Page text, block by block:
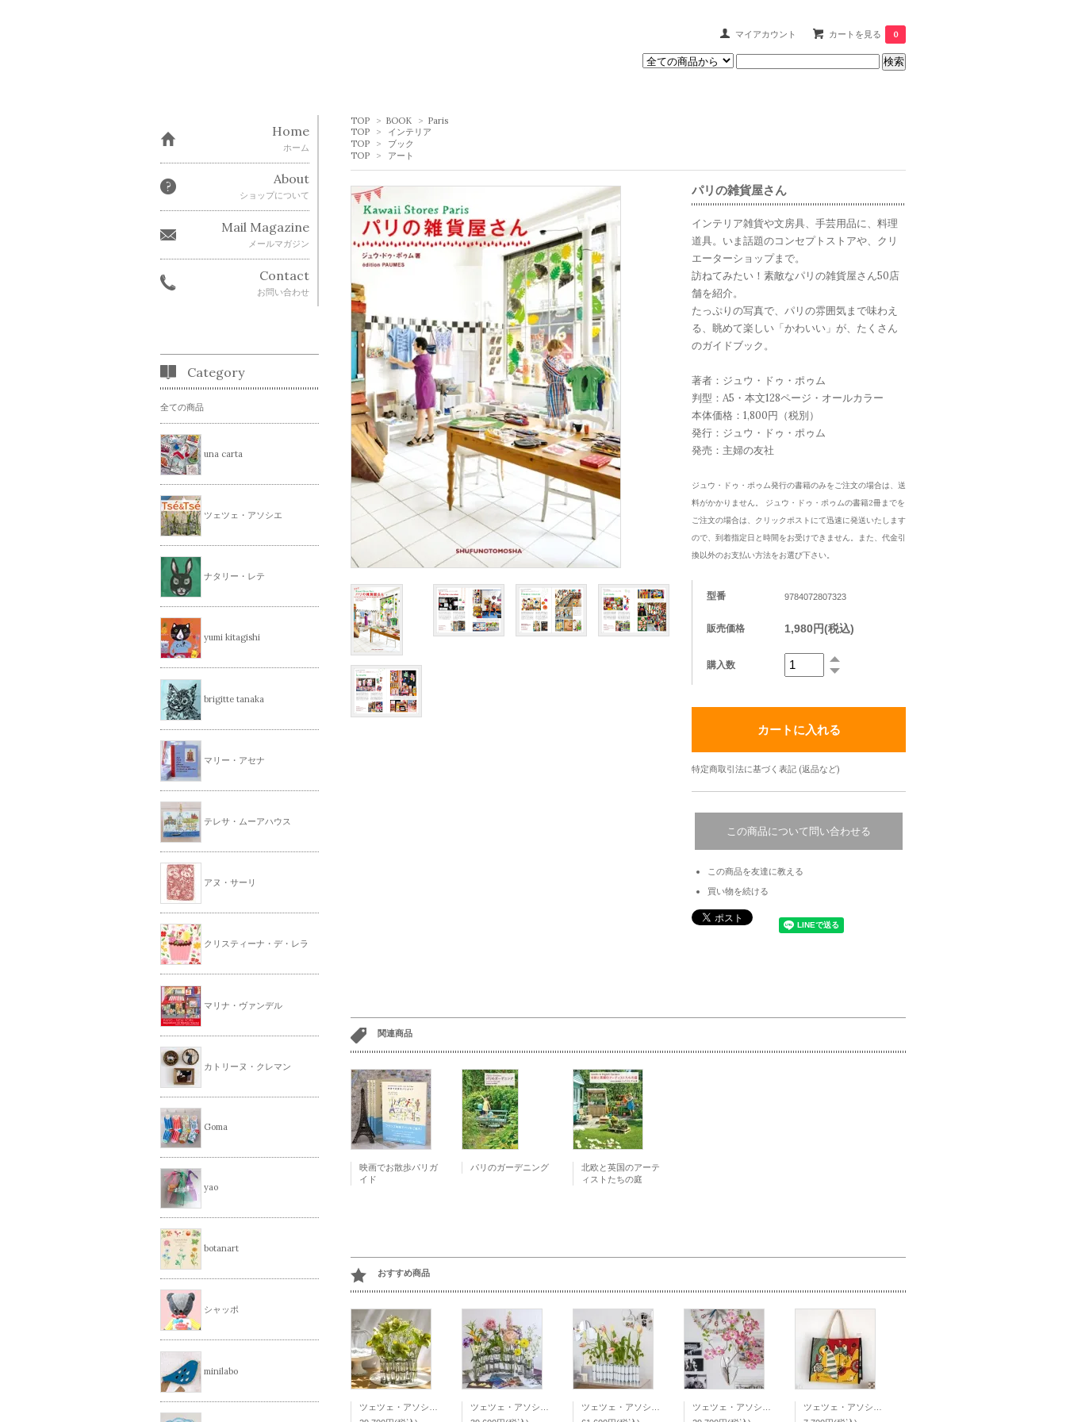
マイアカウント カートを見る 0
TOP > BOOK > Paris
TOP
>
インテリア
TOP
>
ブック
TOP
> アート
パリの雑貨屋さん
インテリア雑貨や文房具、手芸用品に、料理
道具。いま話題のコンセプトストアや、クリ
エーターショップまで。
訪ねてみたい！素敵なパリの雑貨屋さん50店
舗を紹介。
たっぷりの写真で、パリの雰囲気まで味わえ
る、眺めて楽しい「かわいい」が、たくさん
のガイドブック。
著者：ジュウ・ドゥ・ポゥム
判型：A5・本文128ページ・オールカラー
本体価格：1,800円（税別）
発行：ジュウ・ドゥ・ポゥム
発売：主婦の友社
ジュウ・ドゥ・ポゥム発行の書籍のみをご注文の場合は、送
料がかかりません。 ジュウ・ドゥ・ポゥムの書籍2冊までを
ご注文の場合は、クリックポストにて迅速に発送いたします
ので、到着指定日と時間をお受けできません。また、代金引
換以外のお支払い方法をお選び下さい。
型番 9784072807323
販売価格 1,980円(税込)
購入数
特定商取引法に基づく表記 (返品など)
この商品について問い合わせる
この商品を友達に教える
買い物を続ける
関連商品
映画でお散歩パリガ
イド
パリのガーデニング
北欧と英国のアーテ
ィストたちの庭
おすすめ商品
Home
ホーム
About
ショップについて
Mail Magazine
メールマガジン
Contact
お問い合わせ
Category
全ての商品
una carta
ツェツェ・アソシエ
ナタリー・レテ
yumi kitagishi
brigitte tanaka
マリー・アセナ
テレサ・ムーアハウス
アヌ・サーリ
クリスティーナ・デ・レラ
マリナ・ヴァンデル
カトリーヌ・クレマン
Goma
yao
botanart
シャッポ
minilabo